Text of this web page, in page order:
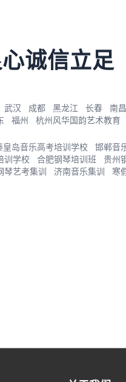
诚信立足
武汉 成都 黑龙江 长春 南昌
福州 杭州风华国韵艺术教育
皇岛音乐高考培训学校 邯郸音
训学校 合肥钢琴培训班 贵州
琴艺考集训 济南音乐集训 寒